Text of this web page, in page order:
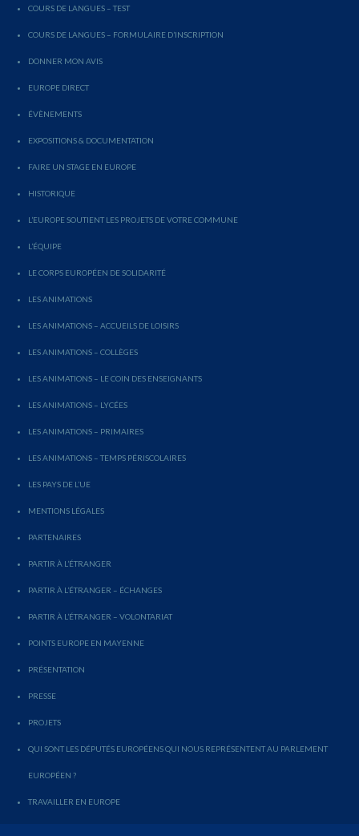
COURS DE LANGUES – TEST
COURS DE LANGUES – FORMULAIRE D’INSCRIPTION
DONNER MON AVIS
EUROPE DIRECT
ÉVÈNEMENTS
EXPOSITIONS & DOCUMENTATION
FAIRE UN STAGE EN EUROPE
HISTORIQUE
L’EUROPE SOUTIENT LES PROJETS DE VOTRE COMMUNE
L’ÉQUIPE
LE CORPS EUROPÉEN DE SOLIDARITÉ
LES ANIMATIONS
LES ANIMATIONS – ACCUEILS DE LOISIRS
LES ANIMATIONS – COLLÈGES
LES ANIMATIONS – LE COIN DES ENSEIGNANTS
LES ANIMATIONS – LYCÉES
LES ANIMATIONS – PRIMAIRES
LES ANIMATIONS – TEMPS PÉRISCOLAIRES
LES PAYS DE L’UE
MENTIONS LÉGALES
PARTENAIRES
PARTIR À L’ÉTRANGER
PARTIR À L’ÉTRANGER – ÉCHANGES
PARTIR À L’ÉTRANGER – VOLONTARIAT
POINTS EUROPE EN MAYENNE
PRÉSENTATION
PRESSE
PROJETS
QUI SONT LES DÉPUTÉS EUROPÉENS QUI NOUS REPRÉSENTENT AU PARLEMENT
EUROPÉEN ?
TRAVAILLER EN EUROPE